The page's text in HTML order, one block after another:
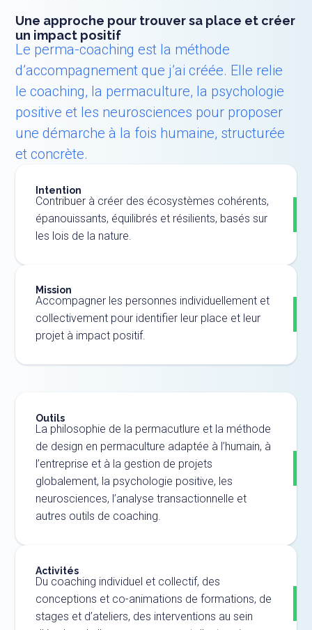
Une approche pour trouver sa place et créer
un impact positif
Le perma-coaching est la méthode
d’accompagnement que j’ai créée. Elle relie
le coaching, la permaculture, la psychologie
positive et les neurosciences pour proposer
une démarche à la fois humaine, structurée
et concrète.
Intention
Contribuer à créer des écosystèmes cohérents,
épanouissants, équilibrés et résilients, basés sur
les lois de la nature.
Mission
Accompagner les personnes individuellement et
collectivement pour identifier leur place et leur
projet à impact positif.
Outils
La philosophie de la permacutlure et la méthode
de design en permaculture adaptée à l’humain, à
l’entreprise et à la gestion de projets
globalement, la psychologie positive, les
neurosciences, l’analyse transactionnelle et
autres outils de coaching.
Activités
Du coaching individuel et collectif, des
conceptions et co-animations de formations, de
stages et d’ateliers, des interventions au sein